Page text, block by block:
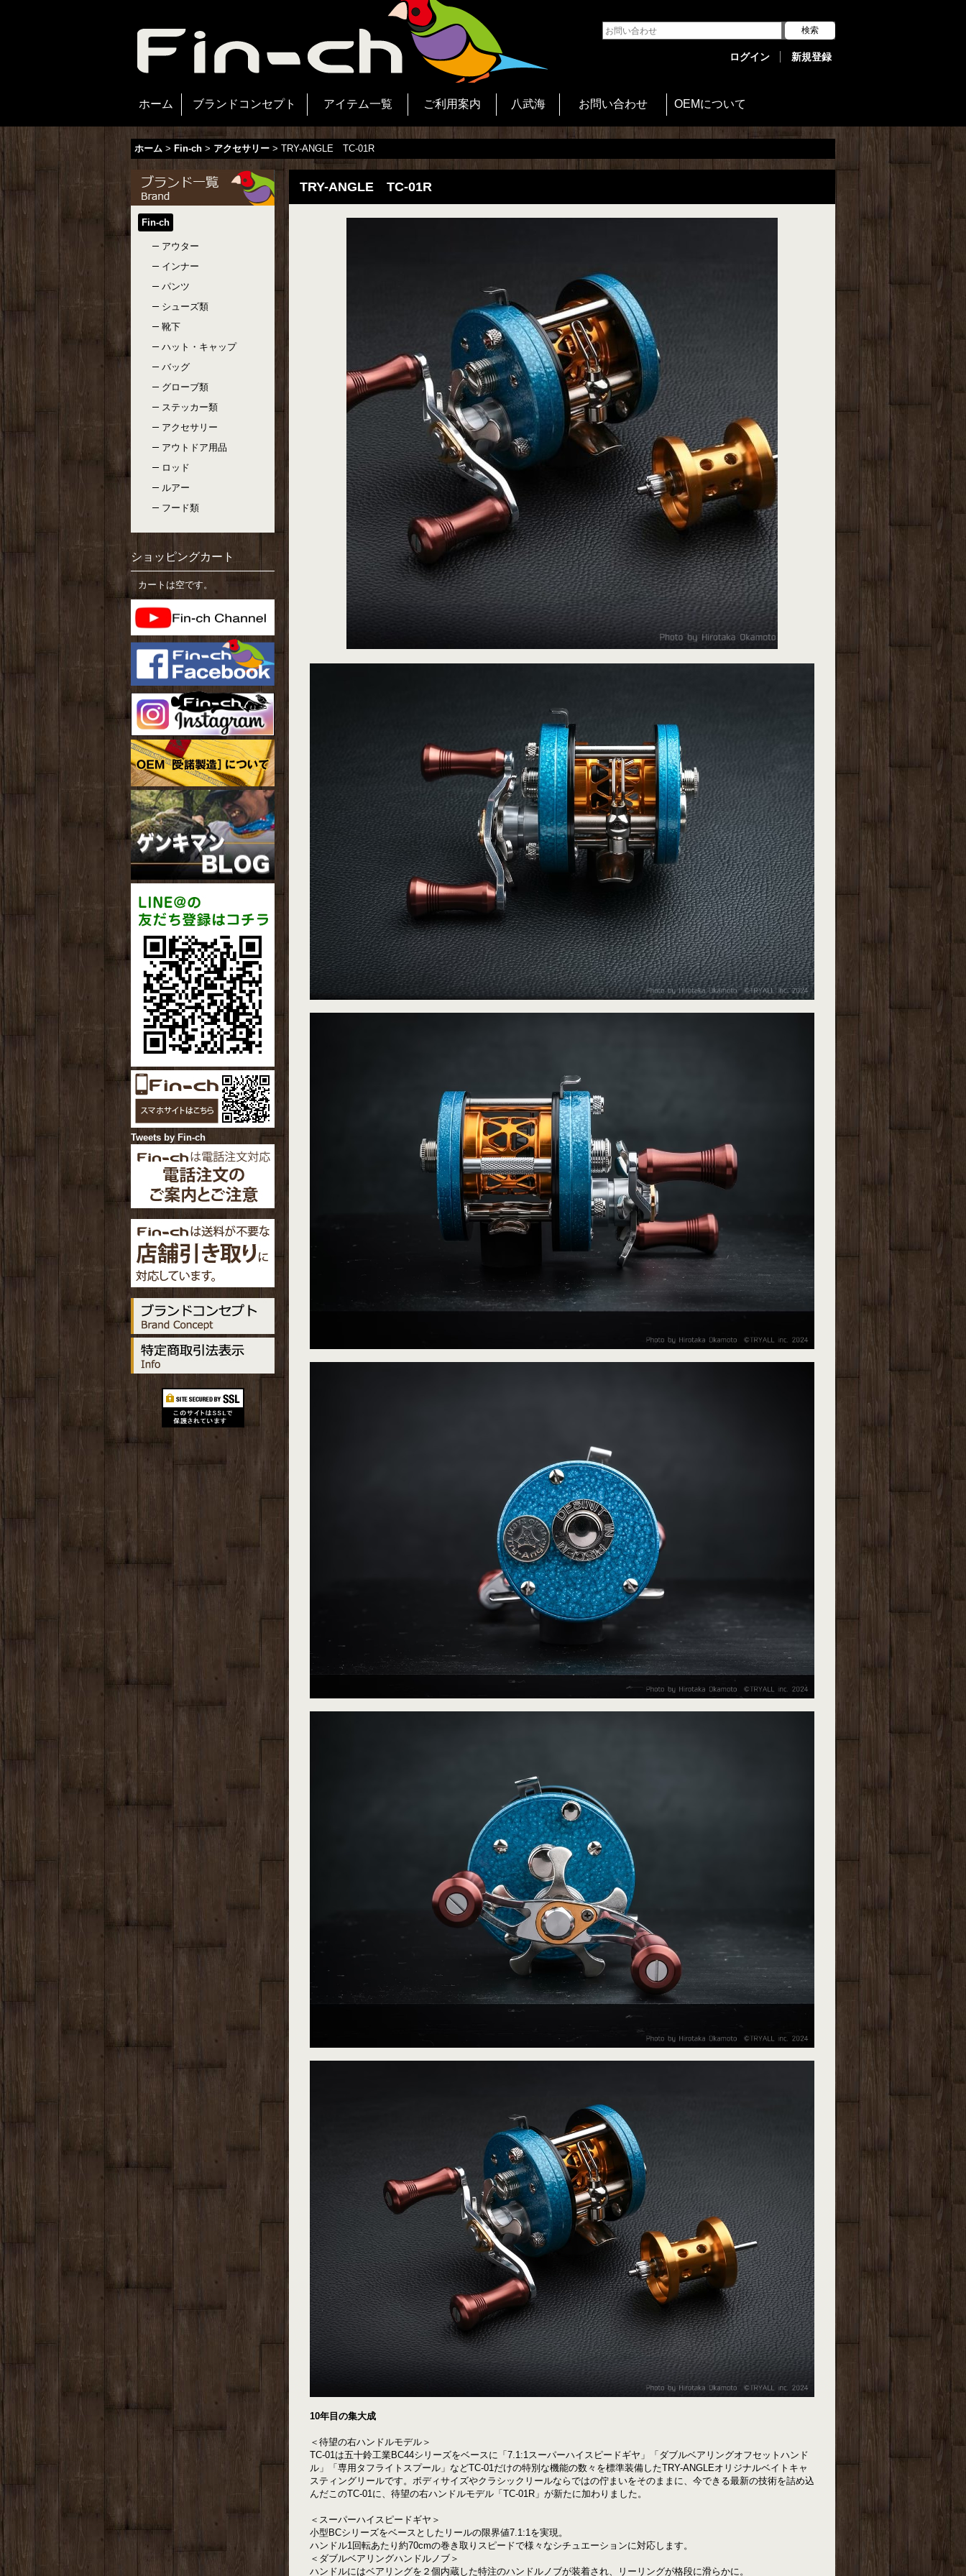
ログイン 新規登録
ホーム ブランドコンセプト アイテム一覧 ご利用案内 八武海 お問い合わせ OEMについて
ホーム > Fin-ch > アクセサリー > TRY-ANGLE TC-01R
Fin-ch
アウター
インナー
パンツ
シューズ類
靴下
ハット・キャップ
バッグ
グローブ類
ステッカー類
アクセサリー
アウトドア用品
ロッド
ルアー
フード類
ショッピングカート
カートは空です。
Tweets by Fin-ch
TRY-ANGLE TC-01R
10年目の集大成
＜待望の右ハンドルモデル＞
TC-01は五十鈴工業BC44シリーズをベースに「7.1:1スーパーハイスピードギヤ」「ダブルベアリングオフセットハンド
ル」「専用タフライトスプール」などTC-01だけの特別な機能の数々を標準装備したTRY-ANGLEオリジナルベイトキャ
スティングリールです。ボディサイズやクラシックリールならではの佇まいをそのままに、今できる最新の技術を詰め込
んだこのTC-01に、待望の右ハンドルモデル「TC-01R」が新たに加わりました。
＜スーパーハイスピードギヤ＞
小型BCシリーズをベースとしたリールの限界値7.1:1を実現。
ハンドル1回転あたり約70cmの巻き取りスピードで様々なシチュエーションに対応します。
＜ダブルベアリングハンドルノブ＞
ハンドルにはベアリングを２個内蔵した特注のハンドルノブが装着され、リーリングが格段に滑らかに。